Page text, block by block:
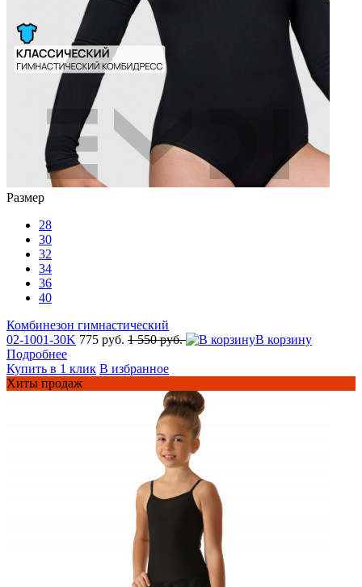
Размер
28
30
32
34
36
40
Комбинезон гимнастический
02-1001-30K 775 руб. 1 550 руб.
В корзину
Подробнее
Купить в 1 клик В избранное
Хиты продаж